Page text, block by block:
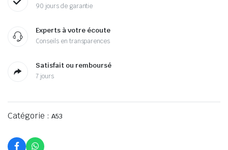
90 jours de garantie
Experts à votre écoute
Conseils en transparences
Satisfait ou remboursé
7 jours
Catégorie : A53